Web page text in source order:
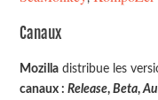
Canaux
Mozilla distribue les
canaux :Release,Beta,